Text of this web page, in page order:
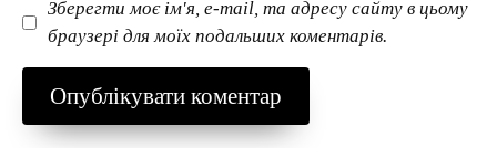
Зберегти моє ім'я, e-mail, та адресу сайту в цьому
браузері для моїх подальших коментарів.